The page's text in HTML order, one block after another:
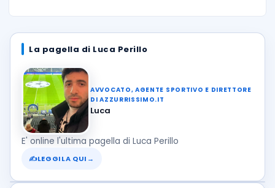
La pagella di Luca Perillo
AVVOCATO, AGENTE SPORTIVO E DIRETTORE
DI AZZURRISSIMO.IT
Luca
E' online l'ultima pagella di Luca Perillo
✍LEGGILA QUI →